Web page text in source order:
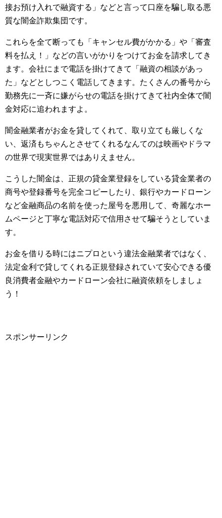
接お預け入れで融資する」などと言って口座を騙し取る悪
質な闇金詐欺集団です。
これらを全て断っても「キャンセル費がかかる」や「審査
料を払え！」などの言いがかりをつけてお金を請求してき
ます。会社にまで電話を掛けてきて「融資の相談があっ
た」などとしつこく電話してきます。たくさんの番号から
勤務先に一斉に嫌がらせの電話を掛けてきて社内全体で闇
金対応に追われますよ。
闇金融業者がお金を貸してくれて、取り立ても厳しくな
い、返済もちゃんとさせてくれるなんてのは映画やドラマ
の世界で現実世界ではありえません。
こうした闇金は、正規の貸金業登録をしている貸金業者の
商号や登録番号を完全コピーしたり、銀行やカードローン
など金融商品の名前を使った屋号を悪用して、奇麗なホー
ムページと丁寧な電話対応で信用させて騙そうとしていま
す。
お金を借りる時にはニプロという違法金融業者ではなく、
法定金利で貸してくれる正規登録されていて安心できる優
良消費者金融やカードローン会社に融資依頼をしましょ
う！
スポンサーリンク